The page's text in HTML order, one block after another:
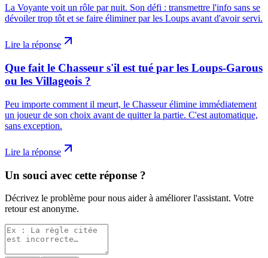
La Voyante voit un rôle par nuit. Son défi : transmettre l'info sans se
dévoiler trop tôt et se faire éliminer par les Loups avant d'avoir servi.
Lire la réponse
Que fait le Chasseur s'il est tué par les Loups-Garous
ou les Villageois ?
Peu importe comment il meurt, le Chasseur élimine immédiatement
un joueur de son choix avant de quitter la partie. C'est automatique,
sans exception.
Lire la réponse
Un souci avec cette réponse ?
Décrivez le problème pour nous aider à améliorer l'assistant. Votre
retour est anonyme.